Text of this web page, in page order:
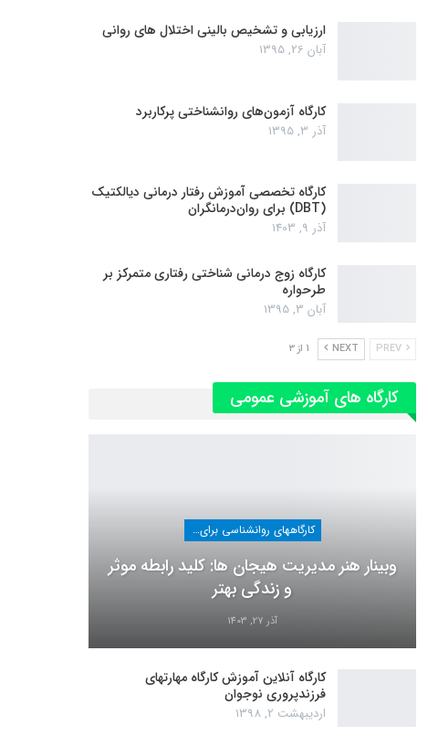
ارزیابی و تشخیص بالینی اختلال های روانی
آبان 26, 1395
کارگاه آزمون‌های روانشناختی پرکاربرد
آذر 3, 1395
کارگاه تخصصی آموزش رفتار درمانی دیالکتیک
(DBT) برای روان‌درمانگران
آذر 9, 1403
کارگاه زوج‌ درمانی شناختی رفتاری متمرکز بر
طرحواره
آبان 3, 1395
NEXT 1 از 3
کارگاه های آموزشی عمومی
کارگاههای روانشناسی برای عموم
وبینار هنر مدیریت هیجان ها: کلید رابطه موثر
و زندگی بهتر
آذر 27, 1403
کارگاه آنلاین آموزش کارگاه مهارتهای
فرزندپروری نوجوان
اردیبهشت 2, 1398